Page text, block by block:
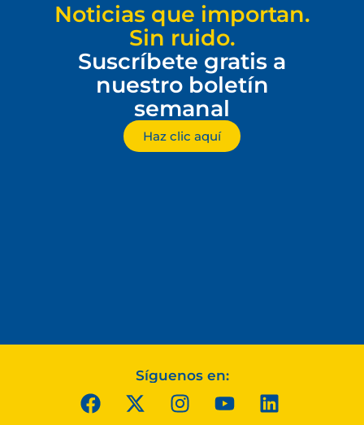
Noticias que importan.
Sin ruido.
Suscríbete gratis a
nuestro boletín
semanal
Haz clic aquí
Síguenos en: